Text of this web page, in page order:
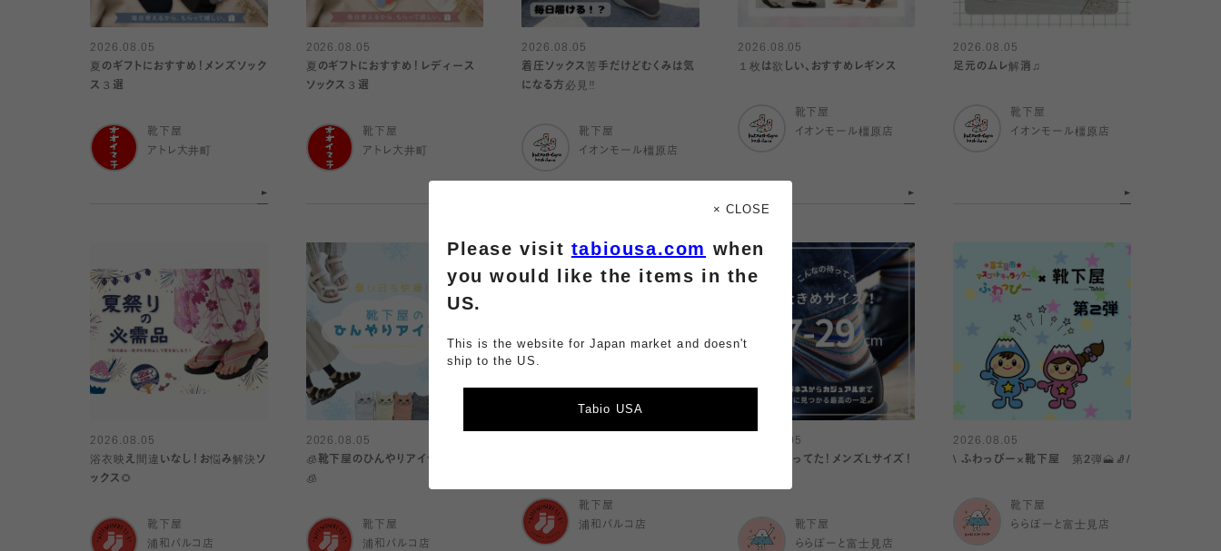
2026.08.05
夏のギフトにおすすめ！メンズソック
ス３選
靴下屋
アトレ大井町
2026.08.05
夏のギフトにおすすめ！レディース
ソックス３選
靴下屋
アトレ大井町
2026.08.05
着圧ソックス苦手だけどむくみは気
になる方必見‼️
靴下屋
イオンモール橿原店
2026.08.05
１枚は欲しい、おすすめレギンス
靴下屋
イオンモール橿原店
2026.08.05
足元のムレ解消♫
靴下屋
イオンモール橿原店
2026.08.05
浴衣映え間違いなし！お悩み解決ソ
ックス🌻
靴下屋
浦和パルコ店
2026.08.05
🧊靴下屋のひんやりアイテム特集
🧊
靴下屋
浦和パルコ店
靴下屋
浦和パルコ店
2026.08.05
こんなの待ってた！メンズLサイズ！
靴下屋
ららぽーと富士見店
2026.08.05
\ ふわっぴー×靴下屋 第2弾🗻🧦/
靴下屋
ららぽーと富士見店
× CLOSE
Please visit tabiousa.com when
you would like the items in the
US.
This is the website for Japan market and doesn't
ship to the US.
Tabio USA